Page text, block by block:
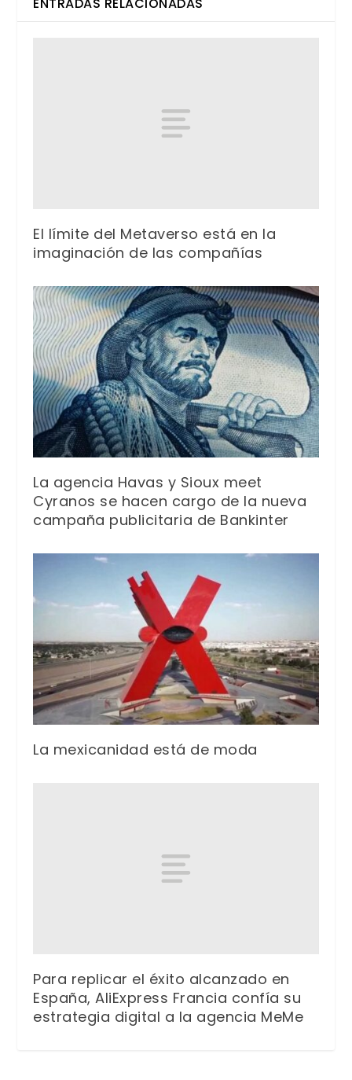
ENTRADAS RELACIONADAS
El límite del Metaverso está en la
imaginación de las compañías
La agencia Havas y Sioux meet
Cyranos se hacen cargo de la nueva
campaña publicitaria de Bankinter
La mexicanidad está de moda
Para replicar el éxito alcanzado en
España, AliExpress Francia confía su
estrategia digital a la agencia MeMe